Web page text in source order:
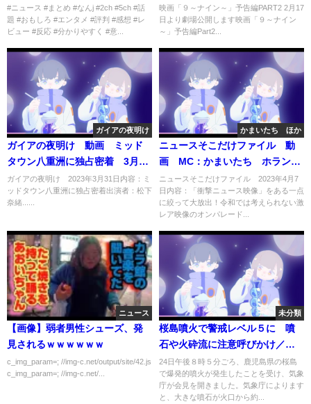
や」「はい、暴行罪」
#ニュース #まとめ #なんj #2ch #5ch #話
題 #おもしろ #エンタメ #評判 #感想 #レ
ビュー #反応 #分かりやすく #意...
映画「９～ナイン～」予告編PART2 2月17
日より劇場公開します映画「９～ナイン
～」予告編Part2...
ガイアの夜明け
ガイアの夜明け 動画 ミッド
タウン八重洲に独占密着 3月31
日
ガイアの夜明け 2023年3月31日内容：ミ
ッドタウン八重洲に独占密着出演者：松下
奈緒......
かまいたち ほか
ニュースそこだけファイル 動
画 MC：かまいたち ホラン千
秋 2023年4月7日
ニュースそこだけファイル 2023年4月7
日内容：「衝撃ニュース映像」をある一点
に絞って大放出！令和では考えられない激
レア映像のオンパレード...
ニュース
【画像】弱者男性シューズ、発
見されるｗｗｗｗｗｗ
c_img_param=; //img-c.net/output/site/42.js
c_img_param=; //img-c.net/...
未分類
桜島噴火で警戒レベル５に 噴
石や火砕流に注意呼びかけ／気
象庁記者会見【ノーカット】
24日午後８時５分ごろ、鹿児島県の桜島
で爆発的噴火が発生したことを受け、気象
庁が会見を開きました。気象庁によります
と、大きな噴石が火口から約...